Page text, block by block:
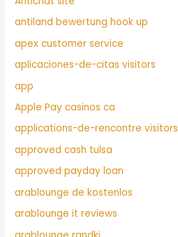
antiland bewertung hook up
apex customer service
aplicaciones-de-citas visitors
app
Apple Pay casinos ca
applications-de-rencontre visitors
approved cash tulsa
approved payday loan
arablounge de kostenlos
arablounge it reviews